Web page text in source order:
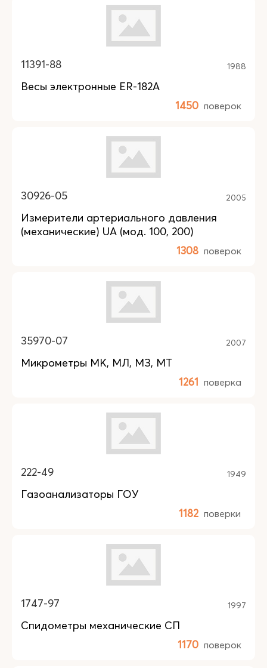
11391-88 1988
Весы электронные ER-182A
1450 поверок
30926-05 2005
Измерители артериального давления
(механические) UA (мод. 100, 200)
1308 поверок
35970-07 2007
Микрометры МК, МЛ, МЗ, МТ
1261 поверка
222-49 1949
Газоанализаторы ГОУ
1182 поверки
1747-97 1997
Спидометры механические СП
1170 поверок